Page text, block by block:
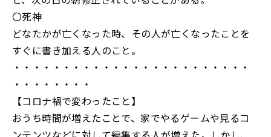
〇死神
どなたかが亡くなった時、その人が亡くなったことを
すぐに書き加える人のこと。
・・・・・・・・・・・・・・・・・・・・・・・・
・・・・・・・・
【コロナ禍で変わったこと】
おうち時間が増えたことで、家でやるゲームや見るコ